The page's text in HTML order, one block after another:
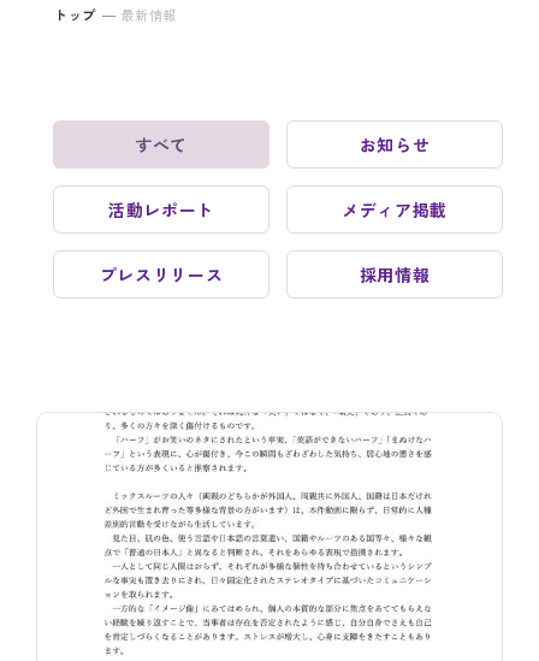
トップ 最新情報
すべて お知らせ
活動レポート メディア掲載
プレスリリース 採用情報